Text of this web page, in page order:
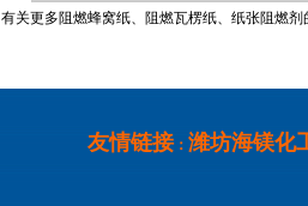
有关更多阻燃蜂窝纸、阻燃瓦楞纸、 纸张阻燃剂
友情链接： 潍坊海镁化